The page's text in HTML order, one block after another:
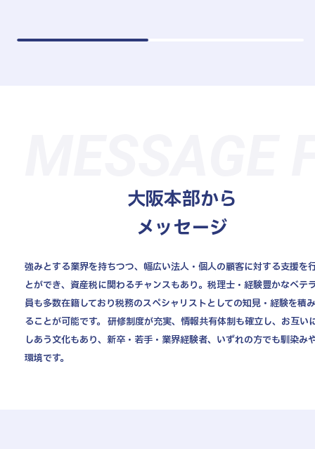
大阪本部から
メッセージ
強みとする業界を持ちつつ、幅広い法人・個人の顧客に対する支援を
とができ、資産税に関わるチャンスもあり。税理士・経験豊かなベテ
員も多数在籍しており税務のスペシャリストとしての知見・経験を積
ることが可能です。 研修制度が充実、情報共有体制も確立し、お互い
しあう文化もあり、新卒・若手・業界経験者、いずれの方でも馴染み
環境です。